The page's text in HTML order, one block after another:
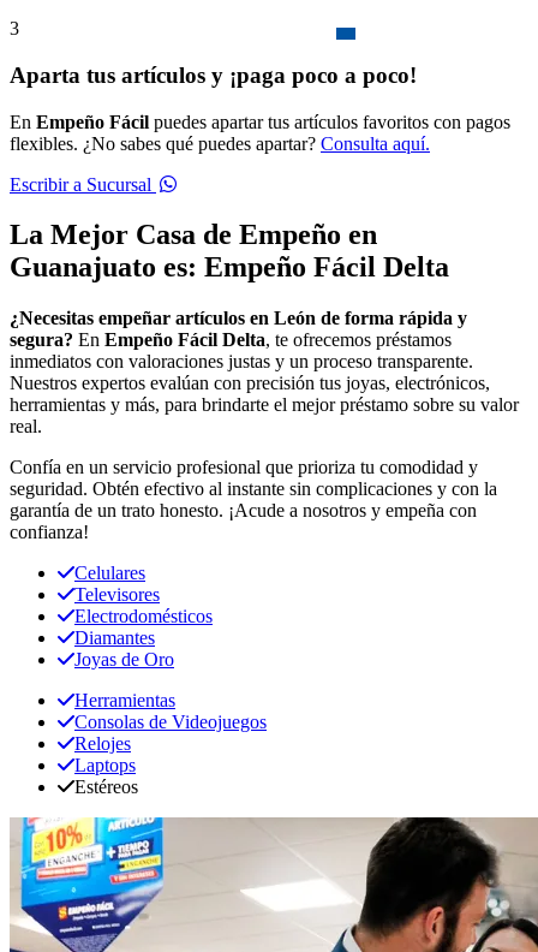
3
Aparta tus artículos y ¡paga poco a poco!
En Empeño Fácil puedes apartar tus artículos favoritos con pagos
flexibles. ¿No sabes qué puedes apartar? Consulta aquí.
Escribir a Sucursal
La Mejor Casa de Empeño en
Guanajuato es: Empeño Fácil Delta
¿Necesitas empeñar artículos en León de forma rápida y
segura? En Empeño Fácil Delta, te ofrecemos préstamos
inmediatos con valoraciones justas y un proceso transparente.
Nuestros expertos evalúan con precisión tus joyas, electrónicos,
herramientas y más, para brindarte el mejor préstamo sobre su valor
real.
Confía en un servicio profesional que prioriza tu comodidad y
seguridad. Obtén efectivo al instante sin complicaciones y con la
garantía de un trato honesto. ¡Acude a nosotros y empeña con
confianza!
Celulares
Televisores
Electrodomésticos
Diamantes
Joyas de Oro
Herramientas
Consolas de Videojuegos
Relojes
Laptops
Estéreos